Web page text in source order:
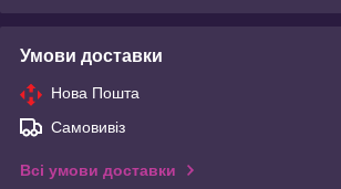
Умови доставки
Нова Пошта
Самовивіз
Всі умови доставки